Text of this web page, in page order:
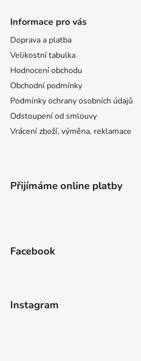
Informace pro vás
Doprava a platba
Velikostní tabulka
Hodnocení obchodu
Obchodní podmínky
Podmínky ochrany osobních údajů
Odstoupení od smlouvy
Vrácení zboží, výměna, reklamace
Přijímáme online platby
Facebook
Instagram